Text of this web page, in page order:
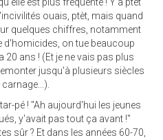
ouais, ptèt, mais quand
quelques chiffres, notamment
d'homicides, on tue beaucoup
20 ans ! (Et je ne vais pas plus
jusqu'à plusieurs siècles
pé ! "Ah aujourd'hui les jeunes
y'avait pas tout ça avant !"
sûr ? Et dans les années 60-70,